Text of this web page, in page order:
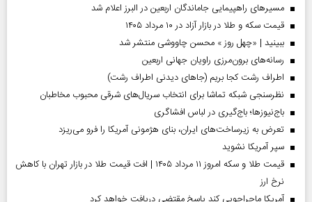
مسیر‌های راهپیمایی جاماندگان اربعین در البرز اعلام شد
قیمت سکه و طلا در بازار آزاد در ۱۰ مرداد ۱۴۰۵
ببینید | «چهل روز » محسن چاووشی منتشر شد
رسانه‌های برون‌مرزی راویان جهانی اربعین
اطراف رشت کجا بریم (جاهای دیدنی اطراف رشت)
نظرسنجی شبکه تماشا برای انتخاب سریال‌های شرقی محبوب مخاطبان
باج‌نیوزها؛ باج‌گیری در لباس افشاگری
تعرض به زیرساخت‌های ایران، بنای هژمونی آمریکا را فرو می‌ریزد
سپر آمریکا نشوید
قیمت طلا و سکه امروز ۱۱ مرداد ۱۴۰۵ | افت قیمت طلا در بازار تهران با کاهش
نرخ ارز